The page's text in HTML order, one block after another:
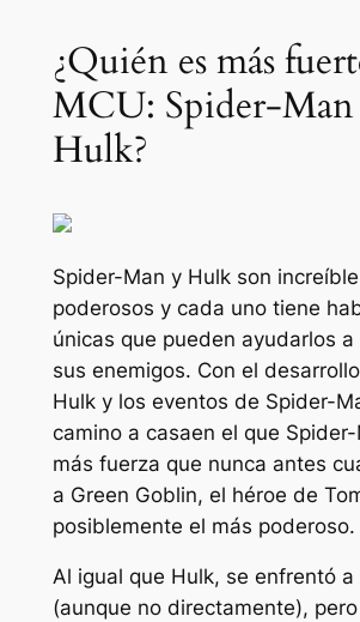
¿Quién es más
MCU: Spider-
Hulk?
Spider-Man y Hulk son
poderosos y cada uno tiene
únicas que pueden ayudarlos
sus enemigos. Con el
Hulk y los eventos de Spider-
camino a casaen el que
más fuerza que nunca antes
a Green Goblin, el héroe de
posiblemente el más poderoso.
Al igual que Hulk, se enfrentó a
(aunque no directamente),